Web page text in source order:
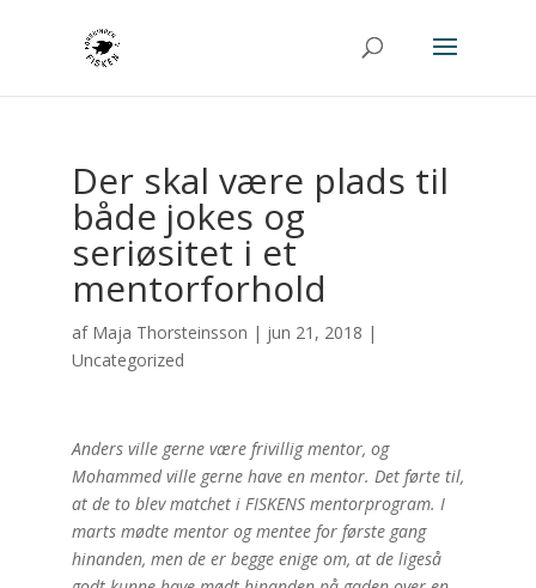
Der skal være plads til
både jokes og
seriøsitet i et
mentorforhold
af Maja Thorsteinsson | jun 21, 2018 |
Uncategorized
Anders ville gerne være frivillig mentor, og
Mohammed ville gerne have en mentor. Det førte til,
at de to blev matchet i FISKENS mentorprogram. I
marts mødte mentor og mentee for første gang
hinanden, men de er begge enige om, at de ligeså